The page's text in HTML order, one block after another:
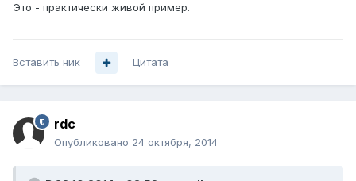
Это - практически живой пример.
Вставить ник Цитата
rdc
Опубликовано 24 октября, 2014